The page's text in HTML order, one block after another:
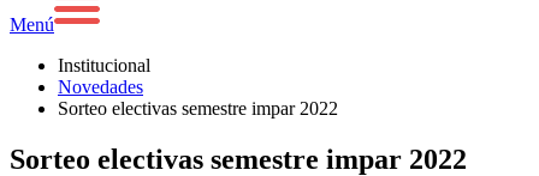
Menú
Institucional
Novedades
Sorteo electivas semestre impar 2022
Sorteo electivas semestre impar 2022